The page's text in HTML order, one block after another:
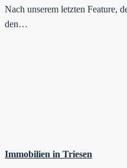
Nach unserem letzten Feature,
den…
Immobilien in Triesen